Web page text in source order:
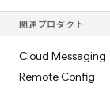
関連プロダクト
Cloud Messaging
Remote Config